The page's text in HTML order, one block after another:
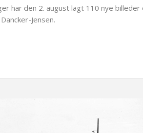
har den 2. august lagt 110 nye billeder
Jensen.